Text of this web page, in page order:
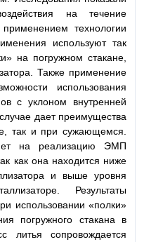
на течение
технологии
используют так
на погружном стакане,
Также применение
использования
с уклоном внутренней
дает преимущества
так и при сужающемся.
на реализацию ЭМП
как она находится ниже
и выше уровня
Результаты
использовании «полки»
погружного стакана в
литья сопровождается